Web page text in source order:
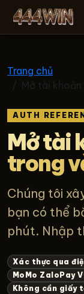
444win
Trang chủ
Mở tài
AUTH
Mở tài
trong
Chúng tôi
bạn có thể
phút. Nhập
Xác thực qua
MoMo ZaloPay
Không cần giấy